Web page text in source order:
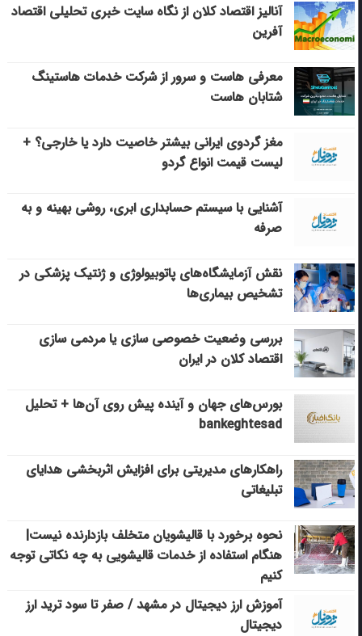
آنالیز اقتصاد کلان از نگاه سایت خبری تحلیلی اقتصاد
آفرین
معرفی هاست و سرور از شرکت خدمات هاستینگ
شتابان هاست
مغز گردوی ایرانی بیشتر خاصیت دارد یا خارجی؟ +
لیست قیمت انواع گردو
آشنایی با سیستم حسابداری ابری، روشی بهینه و به
صرفه
نقش آزمایشگاه‌های پاتوبیولوژی و ژنتیک پزشکی در
تشخیص بیماری‌ها
بررسی وضعیت خصوصی سازی یا مردمی سازی
اقتصاد کلان در ایران
بورس‌های جهان و آینده پیش روی آن‌ها + تحلیل
bankeghtesad
راهکارهای مدیریتی برای افزایش اثربخشی هدایای
تبلیغاتی
نحوه برخورد با قالیشویان متخلف بازدارنده نیست|
هنگام استفاده از خدمات قالیشویی به چه نکاتی توجه
کنیم
آموزش ارز دیجیتال در مشهد / صفر تا سود ترید ارز
دیجیتال